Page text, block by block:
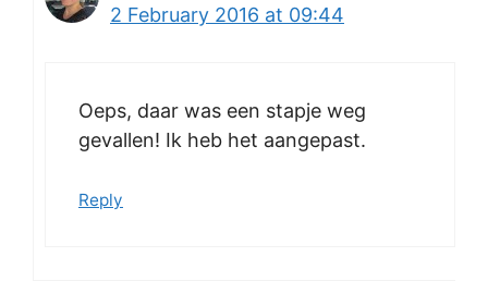
2 February 2016 at 09:44
Oeps, daar was een stapje weg
gevallen! Ik heb het aangepast.
Reply